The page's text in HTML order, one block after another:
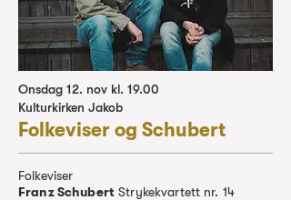
Onsdag 12. nov kl. 19.00
Kulturkirken Jakob
Folkeviser og Schubert
Folkeviser
Franz SchubertStrykekvartett nr. 14